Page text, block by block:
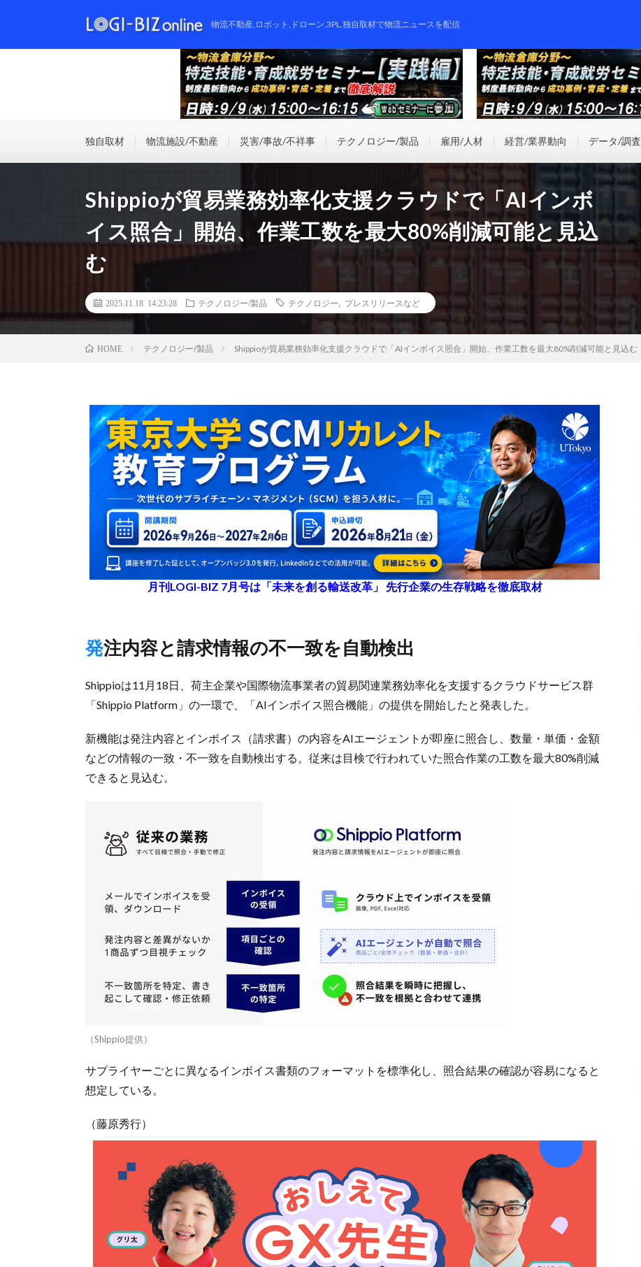
物流不動産,ロボット,ドローン,3PL,独自取材で物流ニュースを配信
独自取材 物流施設/不動産 災害/事故/不祥事 テクノロジー/製品 雇用/人材 経営/業界動向 データ/調査
Shippioが貿易業務効率化支援クラウドで「AIインボ
イス照合」開始、作業工数を最大80%削減可能と見込
む
2025.11.18 14:23:28 テクノロジー/製品 テクノロジー プレスリリースなど
HOME テクノロジー/製品 Shippioが貿易業務効率化支援クラウドで「AIインボイス照合」開始、作業工数を最大80%削減可能と見込む
月刊LOGI-BIZ 7月号は「未来を創る輸送改革」 先行企業の生存戦略を徹底取材
発注内容と請求情報の不一致を自動検出
Shippioは11月18日、荷主企業や国際物流事業者の貿易関連業務効率化を支援するクラウドサービス群
「Shippio Platform」の一環で、「AIインボイス照合機能」の提供を開始したと発表した。
新機能は発注内容とインボイス（請求書）の内容をAIエージェントが即座に照合し、数量・単価・金額
などの情報の一致・不一致を自動検出する。従来は目検で行われていた照合作業の工数を最大80%削減
できると見込む。
（Shippio提供）
サプライヤーごとに異なるインボイス書類のフォーマットを標準化し、照合結果の確認が容易になると
想定している。
（藤原秀行）